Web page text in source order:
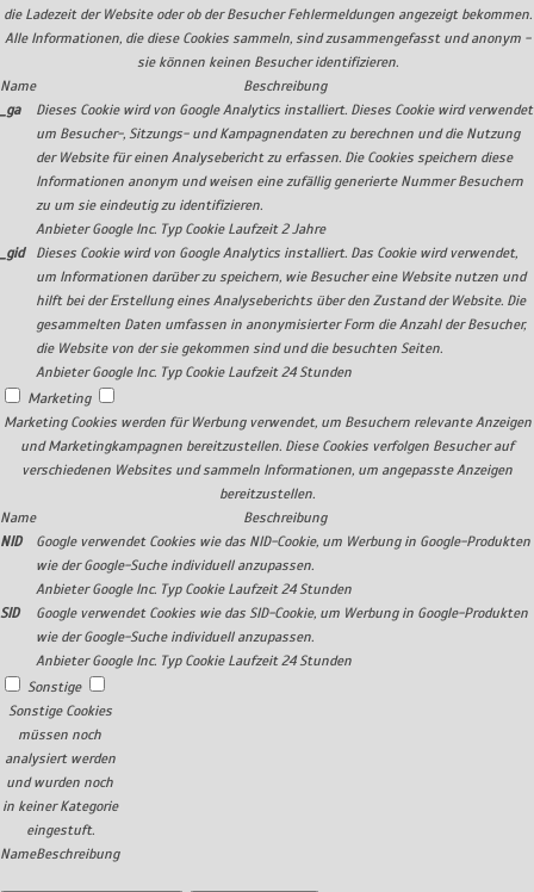
die Ladezeit der Website oder ob der Besucher Fehlermeldungen angezeigt bekommen.
Alle Informationen, die diese Cookies sammeln, sind zusammengefasst und anonym -
sie können keinen Besucher identifizieren.
Name
Beschreibung
_ga
Dieses Cookie wird von Google Analytics installiert. Dieses Cookie wird verwendet
um Besucher-, Sitzungs- und Kampagnendaten zu berechnen und die Nutzung
der Website für einen Analysebericht zu erfassen. Die Cookies speichern diese
Informationen anonym und weisen eine zufällig generierte Nummer Besuchern
zu um sie eindeutig zu identifizieren.
Anbieter Google Inc. Typ Cookie Laufzeit 2 Jahre
_gid
Dieses Cookie wird von Google Analytics installiert. Das Cookie wird verwendet,
um Informationen darüber zu speichern, wie Besucher eine Website nutzen und
hilft bei der Erstellung eines Analyseberichts über den Zustand der Website. Die
gesammelten Daten umfassen in anonymisierter Form die Anzahl der Besucher,
die Website von der sie gekommen sind und die besuchten Seiten.
Anbieter Google Inc. Typ Cookie Laufzeit 24 Stunden
Marketing
Marketing Cookies werden für Werbung verwendet, um Besuchern relevante Anzeigen
und Marketingkampagnen bereitzustellen. Diese Cookies verfolgen Besucher auf
verschiedenen Websites und sammeln Informationen, um angepasste Anzeigen
bereitzustellen.
Name
Beschreibung
NID
Google verwendet Cookies wie das NID-Cookie, um Werbung in Google-Produkten
wie der Google-Suche individuell anzupassen.
Anbieter Google Inc. Typ Cookie Laufzeit 24 Stunden
SID
Google verwendet Cookies wie das SID-Cookie, um Werbung in Google-Produkten
wie der Google-Suche individuell anzupassen.
Anbieter Google Inc. Typ Cookie Laufzeit 24 Stunden
Sonstige
Sonstige Cookies
müssen noch
analysiert werden
und wurden noch
in keiner Kategorie
eingestuft.
NameBeschreibung